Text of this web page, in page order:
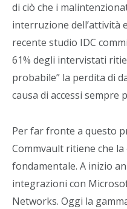
di ciò che i
interruzione dell’attività
recente studio IDC
61% degli intervistati
probabile” la perdita di
causa di accessi sempre
Per far fronte a questo
Commvault ritiene che
fondamentale. A inizio
integrazioni con
Networks. Oggi la